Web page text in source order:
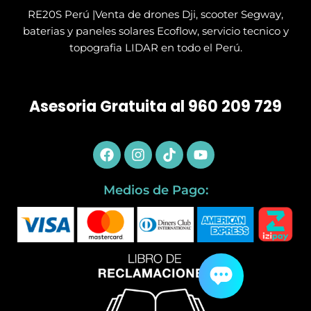
RE20S Perú |Venta de drones Dji, scooter Segway,
baterias y paneles solares Ecoflow, servicio tecnico y
topografia LIDAR en todo el Perú.
Asesoria Gratuita al 960 209 729
Facebook
Instagram
TiktokYoutube
Medios de Pago: